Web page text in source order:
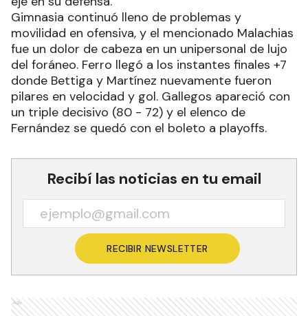
Gimnasia continuó lleno de problemas y
movilidad en ofensiva, y el mencionado Malachias
fue un dolor de cabeza en un unipersonal de lujo
del foráneo. Ferro llegó a los instantes finales +7
donde Bettiga y Martínez nuevamente fueron
pilares en velocidad y gol. Gallegos apareció con
un triple decisivo (80 - 72) y el elenco de
Fernández se quedó con el boleto a playoffs.
Recibí las noticias en tu email
RECIBIR NEWSLETTER
Ads